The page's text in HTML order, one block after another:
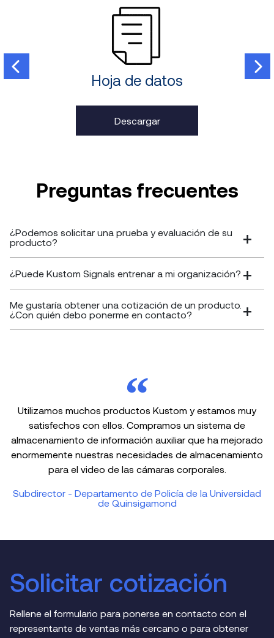
Hoja de datos
Descargar
Preguntas frecuentes
¿Podemos solicitar una prueba y evaluación de su
producto?
¿Puede Kustom Signals entrenar a mi organización?
Me gustaría obtener una cotización de un producto.
¿Con quién debo ponerme en contacto?
Utilizamos muchos productos Kustom y estamos muy
satisfechos con ellos. Compramos un sistema de
almacenamiento de información auxiliar que ha mejorado
enormemente nuestras necesidades de almacenamiento
para el video de las cámaras corporales.
Subdirector - Departamento de Policía de la Universidad
de Quinsigamond
Solicitar cotización
Rellene el formulario para ponerse en contacto con el
representante de ventas más cercano o para obtener